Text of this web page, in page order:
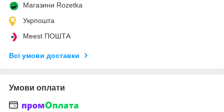
Магазини Rozetka
Укрпошта
Meest ПОШТА
Всі умови доставки
Умови оплати